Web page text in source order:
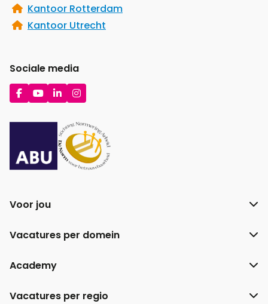
Kantoor Rotterdam
Kantoor Utrecht
Sociale media
Ga
naar
Facebook
Ga
naar
YouTube
Ga
naar
LinkedIn
Ga
naar
Instagram
Voor jou
Vacatures per domein
Academy
Vacatures per regio